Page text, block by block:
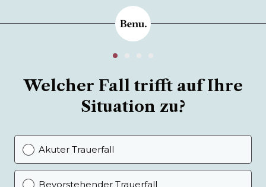
Welcher Fall trifft auf Ihre
Situation zu?
Akuter Trauerfall
Bevorstehender Trauerfall